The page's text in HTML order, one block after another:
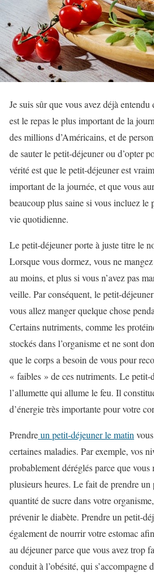
Je suis sûr que vous avez déjà
est le repas le plus important de la
des millions d’Américains, et de
de sauter le petit-déjeuner ou d’opter
vérité est que le petit-déjeuner est
important de la journée, et que vous
beaucoup plus saine si vous incluez le
vie quotidienne.
Le petit-déjeuner porte à juste titre le
Lorsque vous dormez, vous ne
au moins, et plus si vous n’avez pas
veille. Par conséquent, le petit-
vous allez manger quelque chose
Certains nutriments, comme les
stockés dans l’organisme et ne sont
que le corps a besoin de vous pour
« faibles » de ces nutriments. Le petit-
l’allumette qui allume le feu. Il
d’énergie très importante pour votre
Prendreun petit-déjeuner le matin
certaines maladies. Par exemple, vos
probablement déréglés parce que vous
plusieurs heures. Le fait de prendre
quantité de sucre dans votre
prévenir le diabète. Prendre un petit-
également de nourrir votre estomac
au déjeuner parce que vous avez trop
conduit à l’obésité, qui s’accompagne